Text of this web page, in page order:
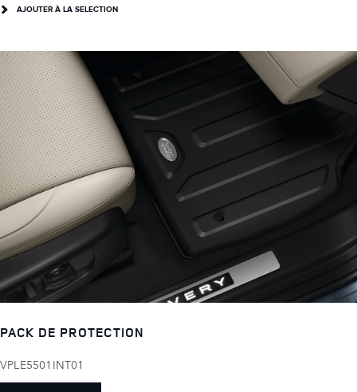
AJOUTER À LA SELECTION
PACK DE PROTECTION
VPLE5501INT01